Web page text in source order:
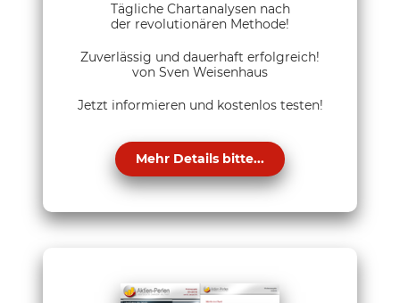
Tägliche Chartanalysen nach
der revolutionären Methode!
Zuverlässig und dauerhaft erfolgreich!
von Sven Weisenhaus
Jetzt informieren und kostenlos testen!
Mehr Details bitte...